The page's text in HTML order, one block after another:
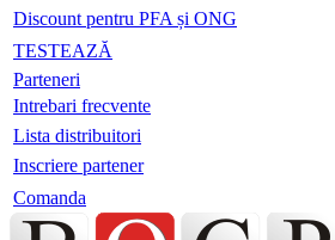
Discount pentru PFA și ONG
TESTEAZĂ
Parteneri
Intrebari frecvente
Lista distribuitori
Inscriere partener
Comanda